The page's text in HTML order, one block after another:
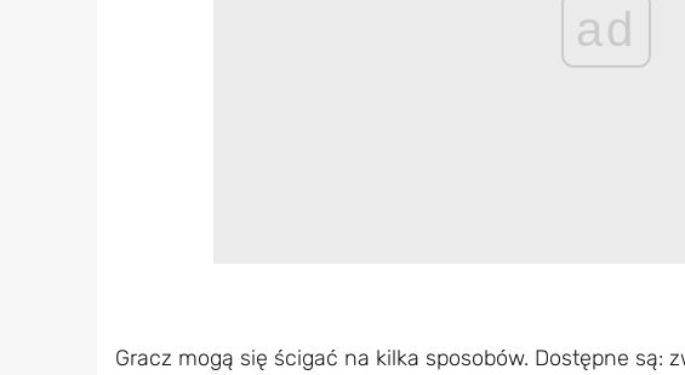
ad
Gracz mogą się ścigać na kilka sposobów. Dostępne są: